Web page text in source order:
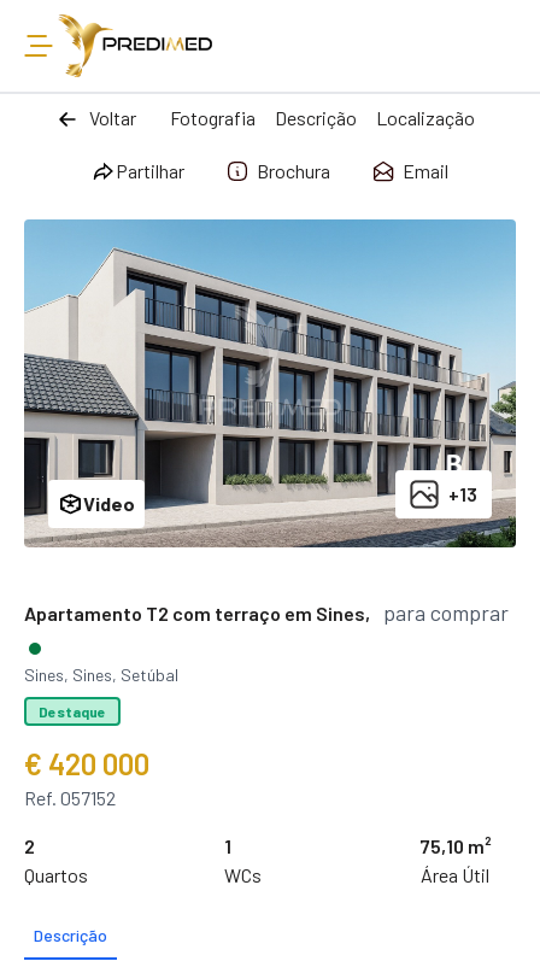
Voltar Fotografia Descrição Localização
Partilhar Brochura Email
+13
Video
Apartamento T2 com terraço em Sines, para comprar
Sines, Sines, Setúbal
Destaque
€ 420 000
Ref. 057152
2
Quartos
1
WCs
75,10 m²
Área Útil
Descrição